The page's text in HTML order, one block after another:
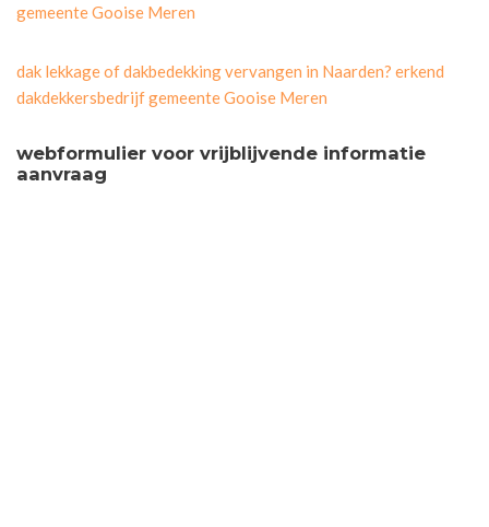
gemeente Gooise Meren
dak lekkage of dakbedekking vervangen in Naarden? erkend
dakdekkersbedrijf gemeente Gooise Meren
webformulier voor vrijblijvende informatie
aanvraag